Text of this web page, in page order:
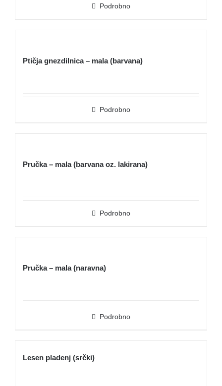
Podrobno
Ptičja gnezdilnica – mala (barvana)
Podrobno
Pručka – mala (barvana oz. lakirana)
Podrobno
Pručka – mala (naravna)
Podrobno
Lesen pladenj (srčki)